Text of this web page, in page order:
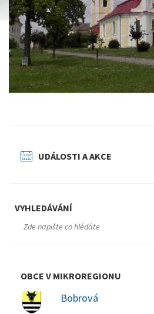
UDÁLOSTI A AKCE
VYHLEDÁVÁNÍ
OBCE V MIKROREGIONU
Bobrová